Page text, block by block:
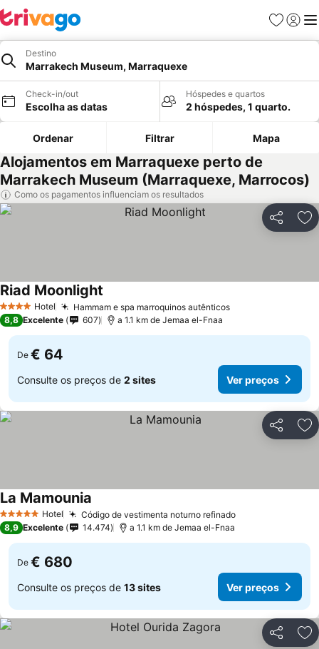
Favoritos
Iniciar
Destino
Marrakech Museum, Marraquexe
Check-in/out
Escolha as datas
Hóspedes e quartos
2 hóspedes, 1 quarto.
Ordenar Filtrar Mapa
Alojamentos em Marraquexe perto de
Marrakech Museum (Marraquexe, Marrocos)
Como os pagamentos influenciam os resultados
Partilhar
4 EstrelasHotel Hammam e spa marroquinos autênticos
Riad Moonlight
8,8 Excelente 607 a 1.1 km de Jemaa el-Fnaa
De € 64
Consulte os preços de 2 sites Ver preços
Partilhar
5 Estrelas Hotel Código de vestimenta noturno refinado
La Mamounia
8,9 Excelente 14.474 a 1.1 km de Jemaa el-Fnaa
De € 680
Consulte os preços de 13 sites Ver preços
Partilhar